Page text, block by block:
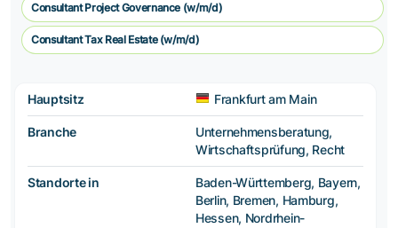
Consultant Project Governance (w/m/d)
Consultant Tax Real Estate (w/m/d)
Hauptsitz Frankfurt am Main
Branche
Unternehmensberatung,
Wirtschaftsprüfung, Recht
Standorte in
Baden-Württemberg, Bayern,
Berlin, Bremen, Hamburg,
Hessen, Nordrhein-